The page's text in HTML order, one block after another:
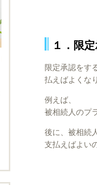
１．限
限定承認をす
払えばよくな
例えば、
被相続人のプ
後に、被相続
支払えばよい